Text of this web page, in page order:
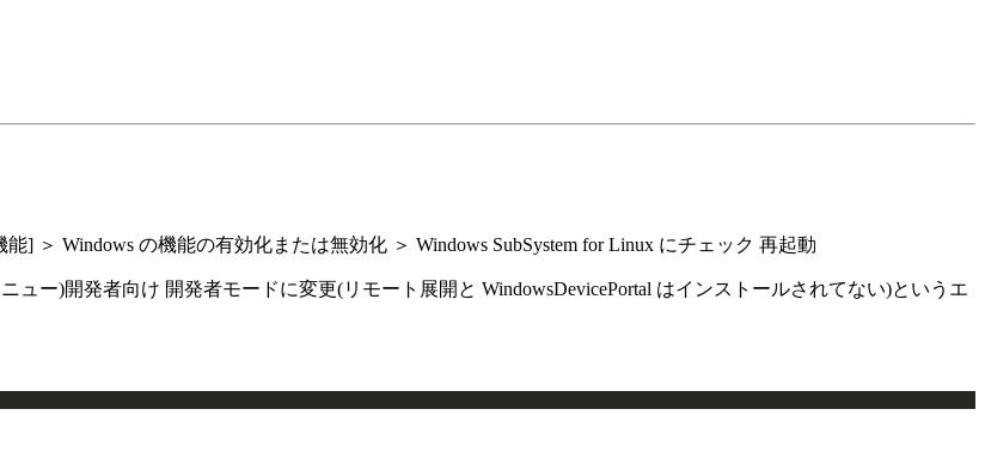
＞ Windows の機能の有効化または無効化 ＞ Windows SubSystem for Linux にチェック 再起動
ー)開発者向け 開発者モードに変更(リモート展開と WindowsDevicePortal はインストールされてない)というエ